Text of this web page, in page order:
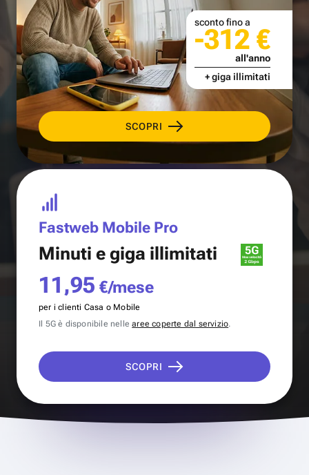
SCOPRI
sconto fino a
-312 €
all'anno
+ giga illimitati
Fastweb Mobile Pro
Minuti e giga illimitati
11,95 €/mese
per i clienti Casa o Mobile
Il 5G è disponibile nellearee coperte dal servizio.
SCOPRI